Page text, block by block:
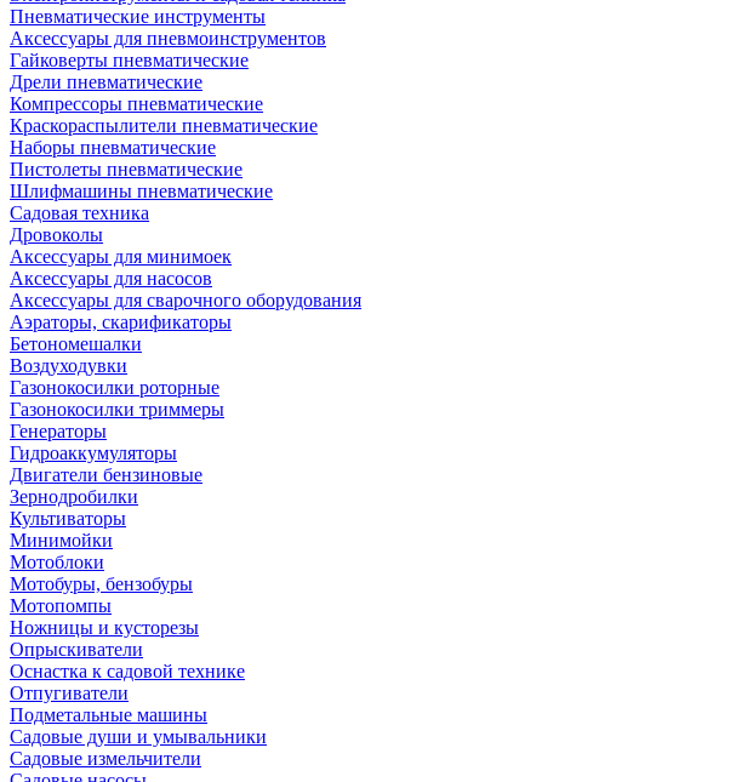
Пневматические инструменты
Аксессуары для пневмоинструментов
Гайковерты пневматические
Дрели пневматические
Компрессоры пневматические
Краскораспылители пневматические
Наборы пневматические
Пистолеты пневматические
Шлифмашины пневматические
Садовая техника
Дровоколы
Аксессуары для минимоек
Аксессуары для насосов
Аксессуары для сварочного оборудования
Аэраторы, скарификаторы
Бетономешалки
Воздуходувки
Газонокосилки роторные
Газонокосилки триммеры
Генераторы
Гидроаккумуляторы
Двигатели бензиновые
Зернодробилки
Культиваторы
Минимойки
Мотоблоки
Мотобуры, бензобуры
Мотопомпы
Ножницы и кусторезы
Опрыскиватели
Оснастка к садовой технике
Отпугиватели
Подметальные машины
Садовые души и умывальники
Садовые измельчители